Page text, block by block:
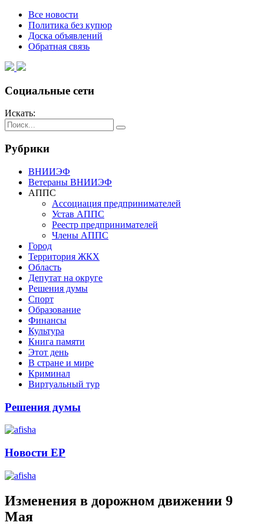
Все новости
Политика без купюр
Доска объявлений
Обратная связь
Социальные сети
Искать:
Рубрики
ВНИИЭФ
Ветераны ВНИИЭФ
АППС
Ассоциация предпринимателей
Устав АППС
Реестр предпринимателей
Члены АППС
Город
Территория ЖКХ
Область
Депутат на округе
Решения думы
Спорт
Образование
Финансы
Культура
Книга памяти
Этот день
В стране и мире
Криминал
Виртуальный тур
Решения думы
Новости ЕР
Изменения в дорожном движении 9
Мая